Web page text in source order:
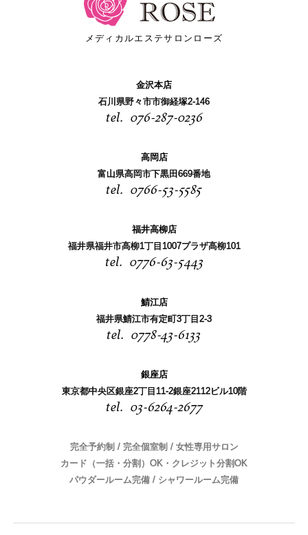
メディカルエステサロンローズ
金沢本店
石川県野々市市御経塚2-146
076-287-0236
高岡店
富山県高岡市下黒田669番地
0766-53-5585
福井高柳店
福井県福井市高柳1丁目1007プラザ高柳101
0776-63-5443
鯖江店
福井県鯖江市有定町3丁目2-3
0778-43-6133
銀座店
東京都中央区銀座2丁目11-2銀座2112ビル10階
03-6264-2677
完全予約制 / 完全個室制 / 女性専用サロン
カード（一括・分割）OK・クレジット分割OK
パウダールーム完備 / シャワールーム完備